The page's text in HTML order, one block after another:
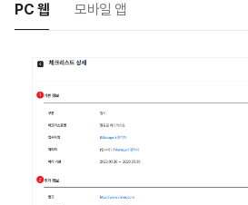
PC 웹 모바일 앱